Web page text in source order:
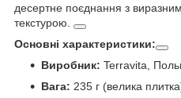
десертне поєднання з
текстурою.
Основні характеристики:
Виробник: Terravita,
Вага: 235 г (велика